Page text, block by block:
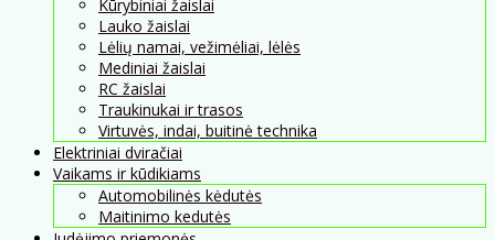
Kūrybiniai žaislai
Lauko žaislai
Lėlių namai, vežimėliai, lėlės
Mediniai žaislai
RC žaislai
Traukinukai ir trasos
Virtuvės, indai, buitinė technika
Elektriniai dviračiai
Vaikams ir kūdikiams
Automobilinės kėdutės
Maitinimo kedutės